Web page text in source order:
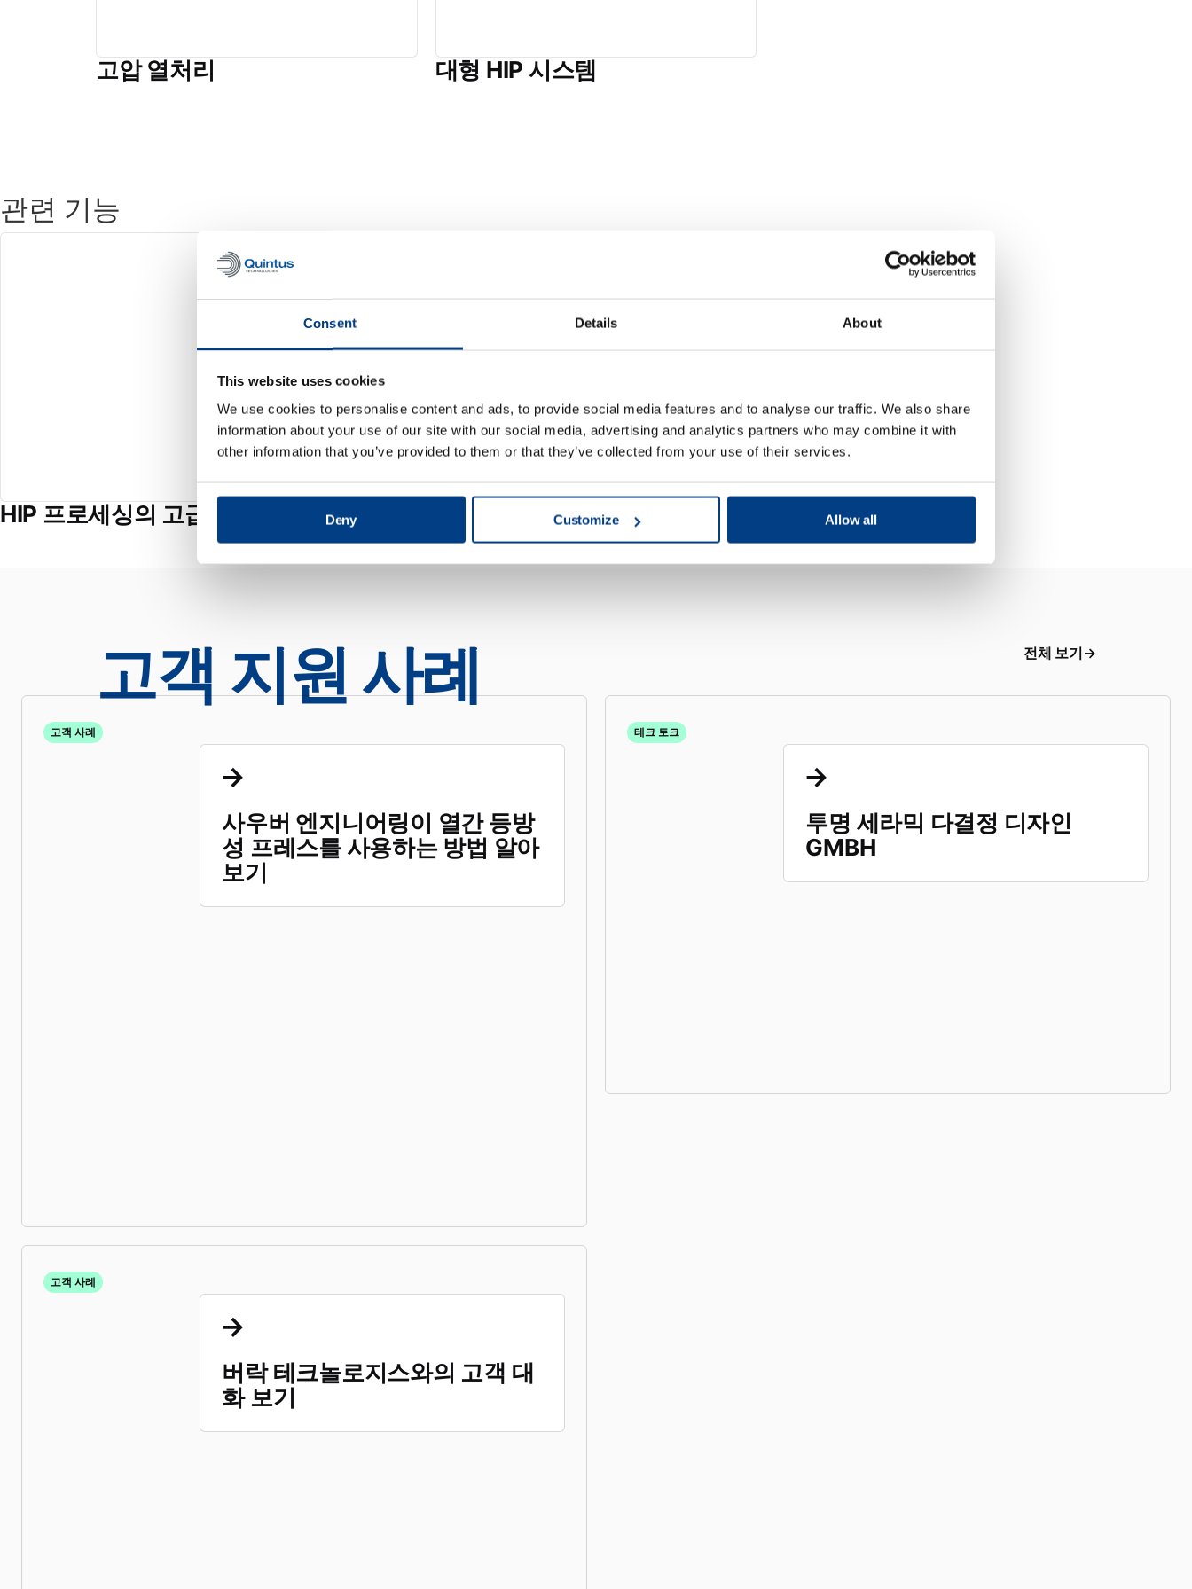
Consent Details About
This website uses cookies
We use cookies to personalise content and ads, to provide social media features and to analyse our traffic. We also share
information about your use of our site with our social media, advertising and analytics partners who may combine it with
other information that you’ve provided to them or that they’ve collected from your use of their services.
Deny Customize Allow all
고압 열처리 대형 HIP 시스템
관련 기능
HIP 프로세싱의 고급 냉각 기능
고객 지원 사례 전체 보기
고객 사례
사우버 엔지니어링이 열간 등방
성 프레스를 사용하는 방법 알아
보기
테크 토크
투명 세라믹 다결정 디자인
GMBH
고객 사례
버락 테크놀로지스와의 고객 대
화 보기